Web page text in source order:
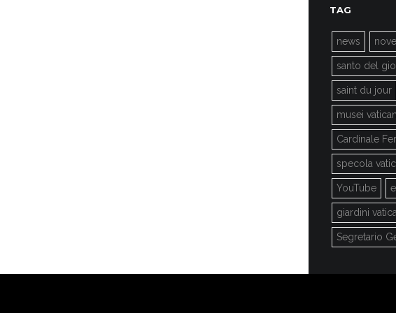
TAG
news
santo del
saint du jour
musei
Cardinale
specola
YouTube
giardini
Segretario